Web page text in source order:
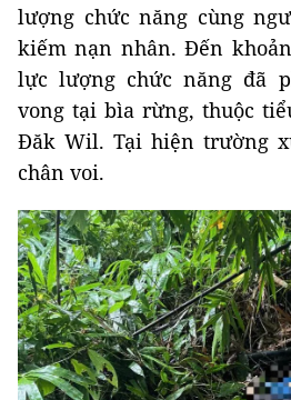
lượng chức năng cùng
kiếm nạn nhân. Đến
lực lượng chức năng đã
vong tại bìa rừng, thuộc
Đăk Wil. Tại hiện trường
chân voi.